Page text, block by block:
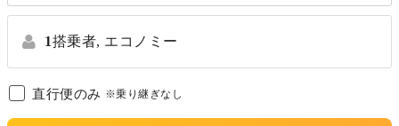
1搭乗者, エコノミー
直行便のみ ※乗り継ぎなし